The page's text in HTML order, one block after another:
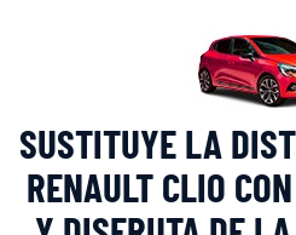
SUSTITUYE LA
RENAULT CLIO